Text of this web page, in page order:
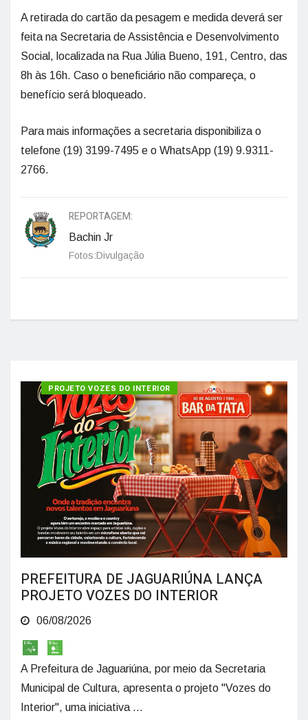
A retirada do cartão da pesagem e medida deverá ser
feita na Secretaria de Assistência e Desenvolvimento
Social, localizada na Rua Júlia Bueno, 191, Centro, das
8h às 16h. Caso o beneficiário não compareça, o
benefício será bloqueado.
Para mais informações a secretaria disponibiliza o
telefone (19) 3199-7495 e o WhatsApp (19) 9.9311-
2766.
REPORTAGEM:
Bachin Jr
Fotos:Divulgação
PROJETO VOZES DO INTERIOR
PREFEITURA DE JAGUARIÚNA LANÇA
PROJETO VOZES DO INTERIOR
06/08/2026
A Prefeitura de Jaguariúna, por meio da Secretaria
Municipal de Cultura, apresenta o projeto "Vozes do
Interior", uma iniciativa ...